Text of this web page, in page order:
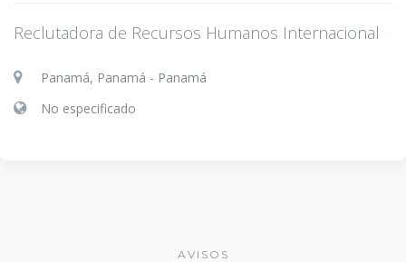
Reclutadora de Recursos Humanos Internacional
Panamá, Panamá - Panamá
No especificado
AVISOS